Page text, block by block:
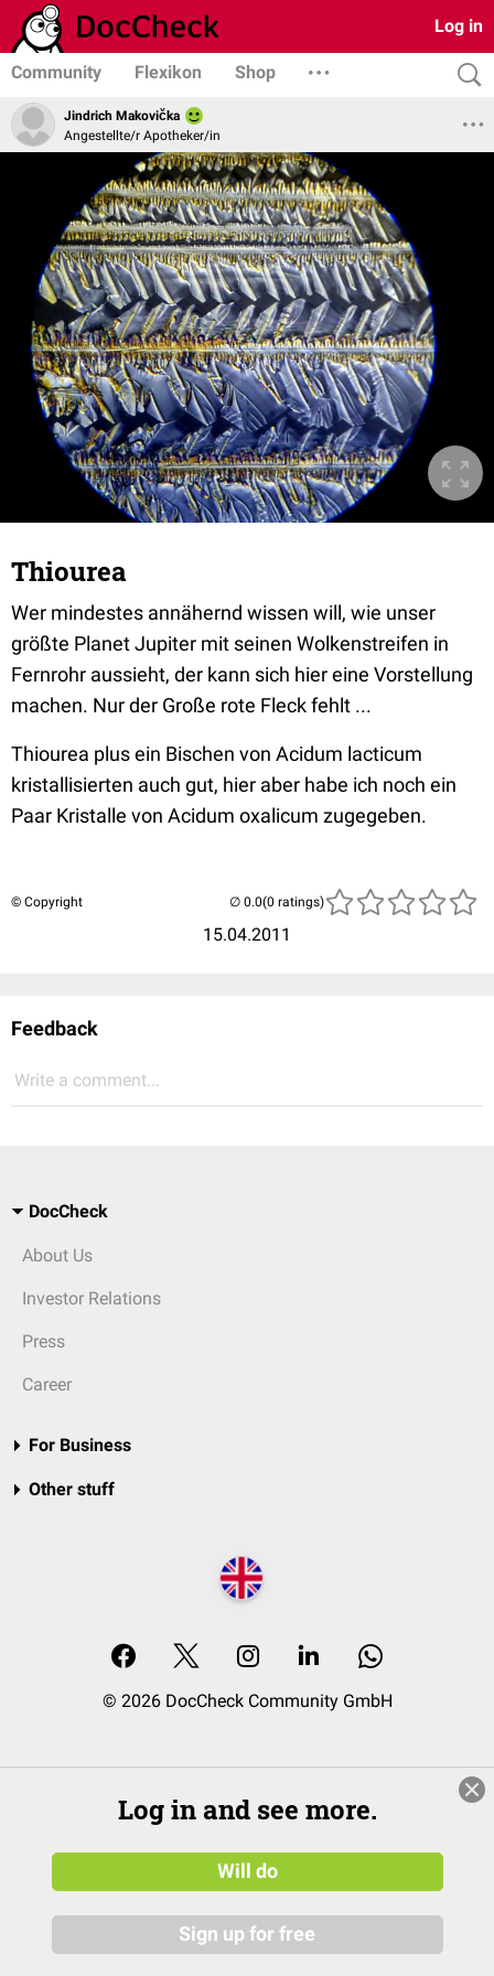
Log in
Community Flexikon Shop
Jindrich Makovička
Angestellte/r Apotheker/in
Thiourea
Wer mindestes annähernd wissen will, wie unser
größte Planet Jupiter mit seinen Wolkenstreifen in
Fernrohr aussieht, der kann sich hier eine Vorstellung
machen. Nur der Große rote Fleck fehlt ...
Thiourea plus ein Bischen von Acidum lacticum
kristallisierten auch gut, hier aber habe ich noch ein
Paar Kristalle von Acidum oxalicum zugegeben.
© Copyright
15.04.2011
(0 ratings)
Feedback
Write a comment...
DocCheck
About Us
Investor Relations
Press
Career
For Business
Other stuff
© 2026 DocCheck Community GmbH
Log in and see more.
Will do
Sign up for free